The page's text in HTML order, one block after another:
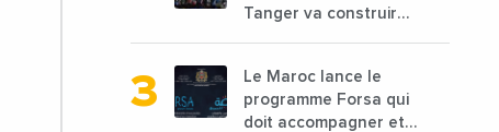
Tanger va construire
traiter les déchets
textiles
Le Maroc lance le
programme Forsa qui
doit accompagner et